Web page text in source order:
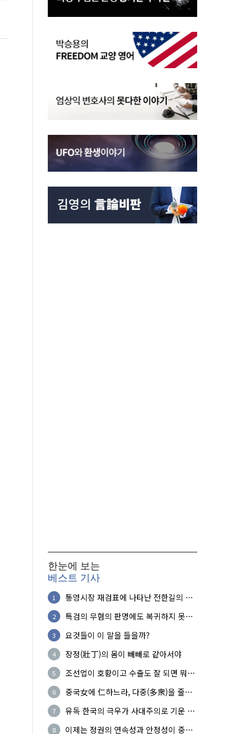
한눈에 보는
베스트 기사
1
통영시장 재검표에 나타난 전한길의 무
2
특검의 무혐의 판명에도 복귀하지 못한
3 요것들이 이 말을 들을까?
4 장정(壯丁)의 몸이 빼빼로 같아서야
5
조선업이 호황이고 수출도 잘 되면 뭐하
6
중국女에 仁하느라, 다중(多衆)을 줄세
7
유독 한국의 극우가 사대주의로 기운 이
8 이제는 정권의 연속성과 안정성이 중요